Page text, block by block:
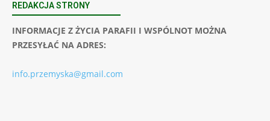
REDAKCJA STRONY
INFORMACJE Z ŻYCIA PARAFII I WSPÓLNOT MOŻNA
PRZESYŁAĆ NA ADRES:
info.przemyska@gmail.com